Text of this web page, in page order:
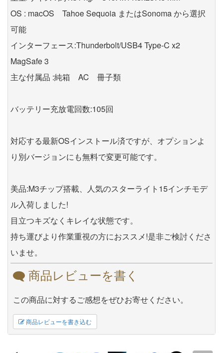
OS : macOS Tahoe Sequoia またはSonoma から選択
可能
インターフェース:Thunderbolt/USB4 Type-C x2
MagSafe 3
主な付属品 :純箱 AC 冊子類
バッテリー充放電回数:105回
対応する最新OSインストール済ですが、オプションよ
り別バージョンにも無料で変更可能です。
美品:M3チップ搭載、人気のスターライト15インチモデ
ル入荷しました!
目立つキズなくキレイな状態です。
持ち運びより作業重視の方におススメ!是非ご検討くださ
いませ。
商品レビューを書く
この商品に対するご感想をぜひお寄せください。
商品レビューを書き込む